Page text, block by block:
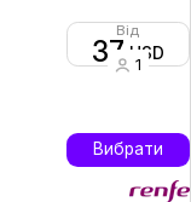
Від
37USD
1
Вибрати